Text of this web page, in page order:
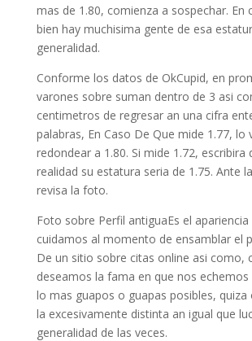
mas de 1.80, comienza a sospechar. En
bien hay muchisima gente de esa
generalidad.
Conforme los datos de OkCupid, en
varones sobre suman dentro de 3 asi­
centimetros de regresar an una cifra
palabras, En Caso De Que mide 1.77, lo
redondear a 1.80. Si mide 1.72, escribira
realidad su estatura seri­a de 1.75. Ante
revisa la foto.
Foto sobre Perfil antiguaEs el apariencia
cuidamos al momento de ensamblar el
De un sitio sobre citas online asi­ como,
deseamos la fama en que nos
lo mas guapos o guapas posibles,
la excesivamente distinta an igual que
generalidad de las veces.